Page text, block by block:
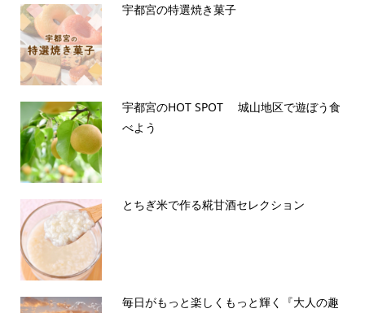
宇都宮の特選焼き菓子
宇都宮のHOT SPOT 城山地区で遊ぼう食
べよう
とちぎ米で作る糀甘酒セレクション
毎日がもっと楽しくもっと輝く『大人の趣